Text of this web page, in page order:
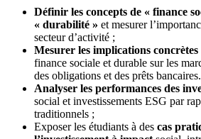
Définir les concepts de « finance
« durabilité » et mesurer
secteur d’activité ;
Mesurer les implications
finance sociale et durable sur les
des obligations et des prêts bancaires.
Analyser les performances des
social et investissements ESG par
traditionnels ;
Exposer les étudiants à des cas